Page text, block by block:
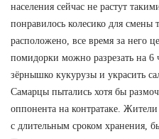
населения сейчас не растут
понравилось колесико для смены
расположено, все время за него
помидорки можно разрезать на 6
зёрнышко кукурузы и украсить
Самарцы пытались хотя бы
оппонента на контратаке.
с длительным сроком хранения,